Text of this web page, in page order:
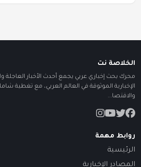
الخلاصة نت
محرك بحث إخباري عربي يجمع أحدث الأخبار العاجلة
الإخبارية الموثوقة في العالم العربي، مع تغطية
والاقتصا...
روابط مهمة
الرئيسية
المصادر الإخبارية